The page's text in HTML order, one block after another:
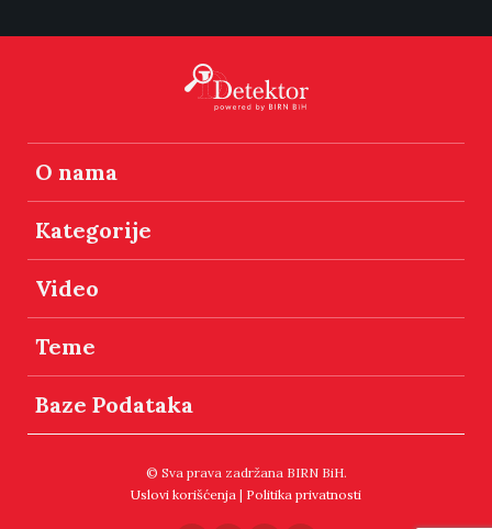
O nama
Kategorije
Video
Teme
Baze Podataka
© Sva prava zadržana BIRN BiH.
Uslovi korišćenja | Politika privatnosti